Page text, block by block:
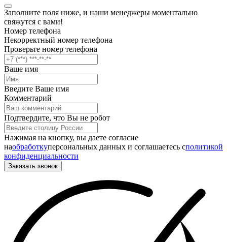
Заполните поля ниже, и наши менеджеры моментально
свяжутся с вами!
Номер телефона
Некорректный номер телефона
Проверьте номер телефона
Ваше имя
Введите Ваше имя
Комментарий
Подтвердите, что Вы не робот
Нажимая на кнопку, вы даете согласие
наобработкуперсональных данных и соглашаетесь cполитикой
конфиденциальности
Заказать звонок